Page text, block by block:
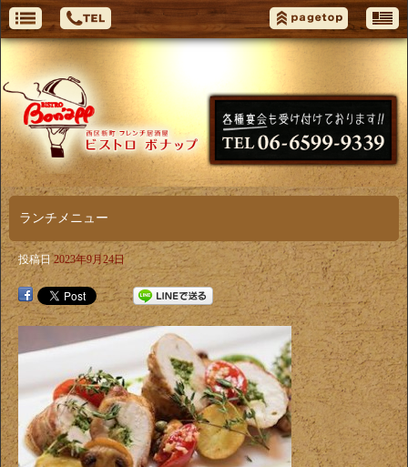
ランチメニュー
投稿日 2023年9月24日